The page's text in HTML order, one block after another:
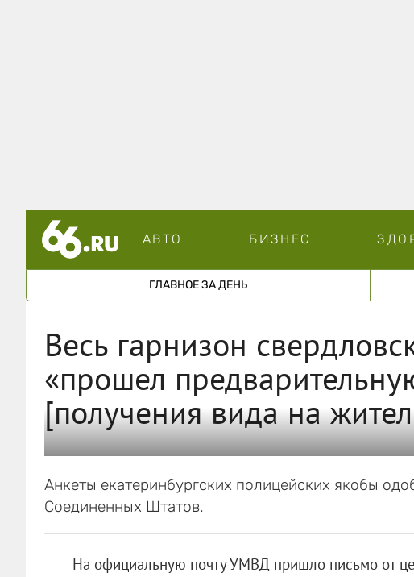
АВТО БИЗНЕС
ГЛАВНОЕ ЗА ДЕНЬ
Весь гарнизон
«прошел
[получения вида на
Анкеты екатеринбургских полицейских якобы
Соединенных Штатов.
На официальную почту УМВД пришло письмо от